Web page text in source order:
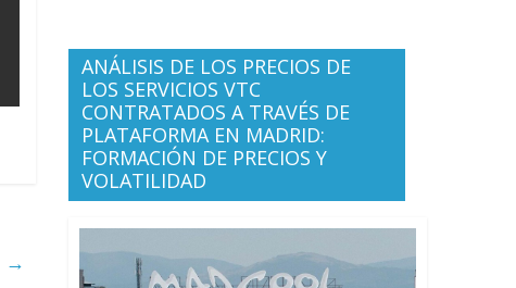
→
ANÁLISIS DE LOS PRECIOS DE
LOS SERVICIOS VTC
CONTRATADOS A TRAVÉS DE
PLATAFORMA EN MADRID:
FORMACIÓN DE PRECIOS Y
VOLATILIDAD